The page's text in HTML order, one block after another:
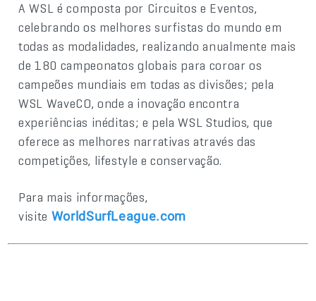
A WSL é composta por Circuitos e Eventos,
celebrando os melhores surfistas do mundo em
todas as modalidades, realizando anualmente mais
de 180 campeonatos globais para coroar os
campeões mundiais em todas as divisões; pela
WSL WaveCO, onde a inovação encontra
experiências inéditas; e pela WSL Studios, que
oferece as melhores narrativas através das
competições, lifestyle e conservação.
Para mais informações,
visite WorldSurfLeague.com